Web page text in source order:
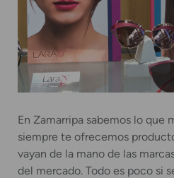
En Zamarripa sabemos lo que
siempre te ofrecemos
vayan de la mano de las
del mercado. Todo es poco si